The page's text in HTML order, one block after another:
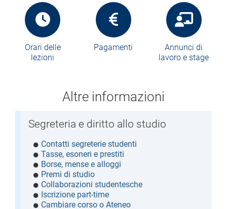
Orari delle
lezioni
Pagamenti
Annunci di
lavoro e stage
Altre informazioni
Segreteria e diritto allo studio
Contatti segreterie studenti
Tasse, esoneri e prestiti
Borse, mense e alloggi
Premi di studio
Collaborazioni studentesche
Iscrizione part-time
Cambiare corso o Ateneo